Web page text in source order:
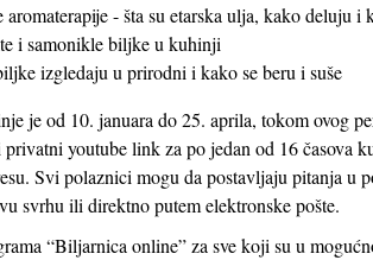
aromaterapije - šta su etarska ulja, kako deluju
i samonikle biljke u kuhinji
izgledaju u prirodni i kako se beru i suše
je od 10. januara do 25. aprila, tokom ovog
youtube link za po jedan od 16 časova
Svi polaznici mogu da postavljaju pitanja u
svrhu ili direktno putem elektronske pošte.
“Biljarnica online” za sve koji su u